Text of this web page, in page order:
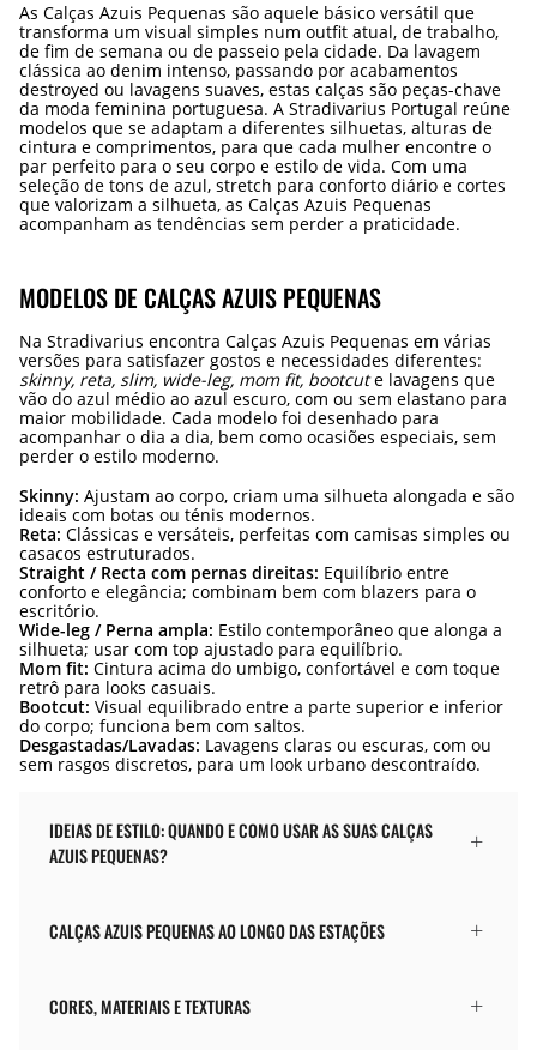
As Calças Azuis Pequenas são aquele básico versátil que
transforma um visual simples num outfit atual, de trabalho,
de fim de semana ou de passeio pela cidade. Da lavagem
clássica ao denim intenso, passando por acabamentos
destroyed ou lavagens suaves, estas calças são peças-chave
da moda feminina portuguesa. A Stradivarius Portugal reúne
modelos que se adaptam a diferentes silhuetas, alturas de
cintura e comprimentos, para que cada mulher encontre o
par perfeito para o seu corpo e estilo de vida. Com uma
seleção de tons de azul, stretch para conforto diário e cortes
que valorizam a silhueta, as Calças Azuis Pequenas
acompanham as tendências sem perder a praticidade.
MODELOS DE CALÇAS AZUIS PEQUENAS
Na Stradivarius encontra Calças Azuis Pequenas em várias
versões para satisfazer gostos e necessidades diferentes:
skinny, reta, slim, wide-leg, mom fit, bootcute lavagens que
vão do azul médio ao azul escuro, com ou sem elastano para
maior mobilidade. Cada modelo foi desenhado para
acompanhar o dia a dia, bem como ocasiões especiais, sem
perder o estilo moderno.
Skinny: Ajustam ao corpo, criam uma silhueta alongada e são
ideais com botas ou ténis modernos.
Reta: Clássicas e versáteis, perfeitas com camisas simples ou
casacos estruturados.
Straight / Recta com pernas direitas: Equilíbrio entre
conforto e elegância; combinam bem com blazers para o
escritório.
Wide-leg / Perna ampla: Estilo contemporâneo que alonga a
silhueta; usar com top ajustado para equilíbrio.
Mom fit: Cintura acima do umbigo, confortável e com toque
retrô para looks casuais.
Bootcut: Visual equilibrado entre a parte superior e inferior
do corpo; funciona bem com saltos.
Desgastadas/Lavadas: Lavagens claras ou escuras, com ou
sem rasgos discretos, para um look urbano descontraído.
IDEIAS DE ESTILO: QUANDO E COMO USAR AS SUAS CALÇAS
AZUIS PEQUENAS?
CALÇAS AZUIS PEQUENAS AO LONGO DAS ESTAÇÕES
CORES, MATERIAIS E TEXTURAS